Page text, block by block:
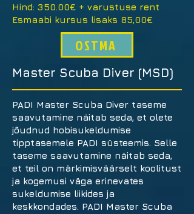
Hind: 350.00€ + varustuse rent
Esmaabi kursus lisaks 85,00€
OSTMA
Master Scuba Diver (MSD)
PADI Master Scuba Diver taseme
saavutamine näitab seda, et olete
jõudnud hobisukeldumise
tipptasemele PADI süsteemis. Selle
taseme saavutamine näitab seda,
et teil on märkimisväärselt koolitust
ja kogemusi väga erinevates
sukeldumise liikides ja
keskkondades. PADI Master Scuba